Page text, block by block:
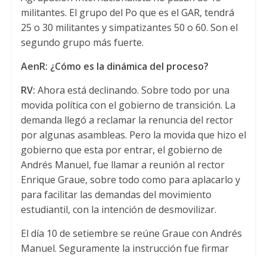
militantes. El grupo del Po que es el GAR, tendrá
25 o 30 militantes y simpatizantes 50 o 60. Son el
segundo grupo más fuerte.
AenR: ¿Cómo es la dinámica del proceso?
RV: Ahora está declinando. Sobre todo por una
movida política con el gobierno de transición. La
demanda llegó a reclamar la renuncia del rector
por algunas asambleas. Pero la movida que hizo el
gobierno que esta por entrar, el gobierno de
Andrés Manuel, fue llamar a reunión al rector
Enrique Graue, sobre todo como para aplacarlo y
para facilitar las demandas del movimiento
estudiantil, con la intención de desmovilizar.
El día 10 de setiembre se reúne Graue con Andrés
Manuel. Seguramente la instrucción fue firmar